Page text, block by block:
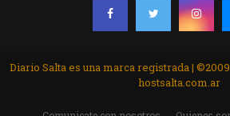
Diario Salta es una marca registrada |
hostsalta.com.ar